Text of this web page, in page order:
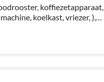
koffiezetapparaat,
koelkast, vriezer, ),
zithoek), slaapkamer(2-